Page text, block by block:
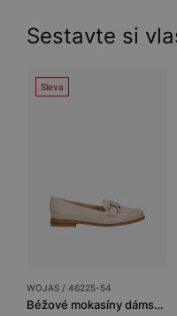
Sestavte si
Sleva
WOJAS / 46225-54
Béžové mokasíny dámské z kvalitní lakované kůže